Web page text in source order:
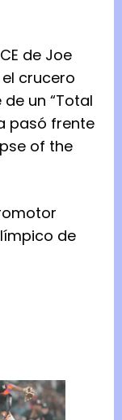
de Joe
crucero
un “Total
pasó frente
of the
de